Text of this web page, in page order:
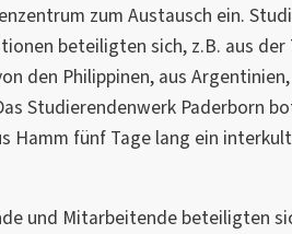
zum Austausch ein.
beteiligten sich, z.B. aus der
den Philippinen, aus
Studierendenwerk Paderborn
Hamm fünf Tage lang ein
und Mitarbeitende beteiligten